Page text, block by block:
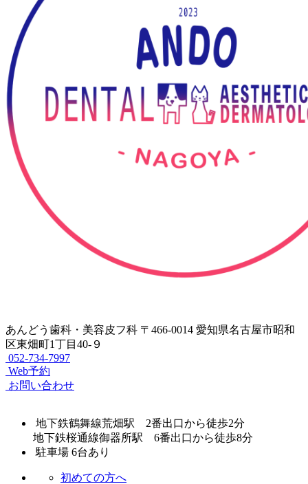
あんどう歯科・美容皮フ科 〒466-0014 愛知県名古屋市昭和
区東畑町1丁目40-９
052-734-7997
Web予約
お問い合わせ
地下鉄鶴舞線荒畑駅 2番出口から徒歩2分
地下鉄桜通線御器所駅 6番出口から徒歩8分
駐車場 6台あり
初めての方へ